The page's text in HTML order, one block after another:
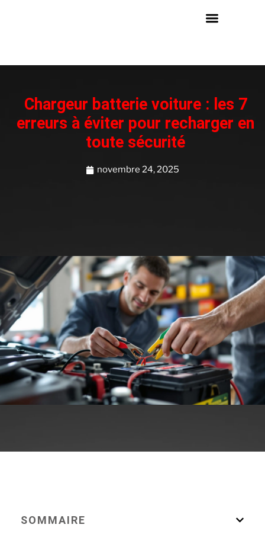
Chargeur batterie voiture : les 7
erreurs à éviter pour recharger en
toute sécurité
novembre 24, 2025
SOMMAIRE